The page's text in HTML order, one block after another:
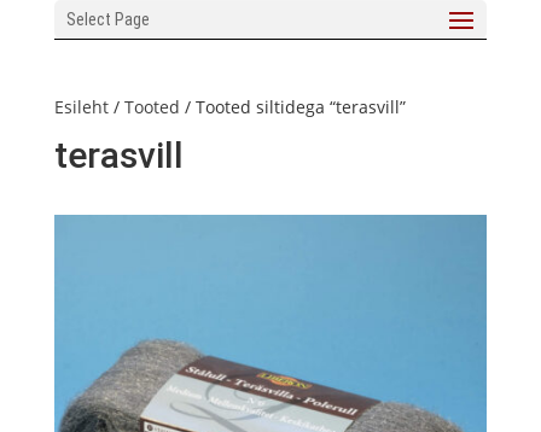
Select Page
Esileht/ Tooted / Tooted siltidega “terasvill”
terasvill